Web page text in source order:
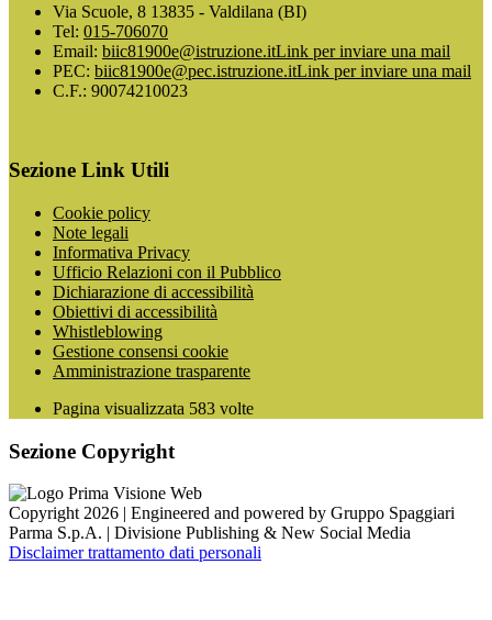
Via Scuole, 8 13835 - Valdilana (BI)
Tel: 015-706070
Email: biic81900e@istruzione.itLink per inviare una mail
PEC: biic81900e@pec.istruzione.itLink per inviare una mail
C.F.: 90074210023
Sezione Link Utili
Cookie policy
Note legali
Informativa Privacy
Ufficio Relazioni con il Pubblico
Dichiarazione di accessibilità
Obiettivi di accessibilità
Whistleblowing
Gestione consensi cookie
Amministrazione trasparente
Pagina visualizzata 583 volte
Sezione Copyright
Copyright 2026 | Engineered and powered by Gruppo Spaggiari
Parma S.p.A. | Divisione Publishing & New Social Media
Disclaimer trattamento dati personali